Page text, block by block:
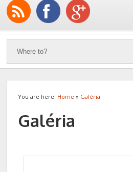
You are here: Home » Galéria
Galéria